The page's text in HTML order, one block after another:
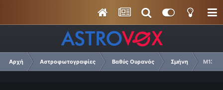
Αρχή Αστροφωτογραφίες Βαθύς Ουρανός Σμήνη M13